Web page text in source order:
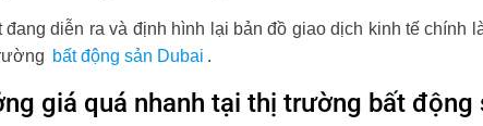
đang diễn ra và định hình lại bản đồ giao dịch kinh tế chính
bất động sản Dubai .
giá quá nhanh tại thị trường bất động